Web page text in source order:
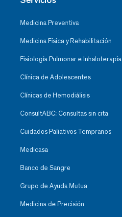
Medicina Preventiva
Medicina Física y Rehabilitación
Fisiología Pulmonar e Inhaloterapia
Clínica de Adolescentes
Clínicas de Hemodiálisis
ConsultABC: Consultas sin cita
Cuidados Paliativos Tempranos
Medicasa
Banco de Sangre
Grupo de Ayuda Mutua
Medicina de Precisión